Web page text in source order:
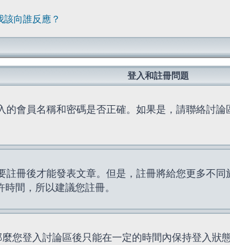
向誰反應？
登入和註冊問題
會員名稱和密碼是否正確。如果是，請聯絡討
冊後才能發表文章。但是，註冊將給您更多不
間，所以建議您註冊。
您登入討論區後只能在一定的時間內保持登入